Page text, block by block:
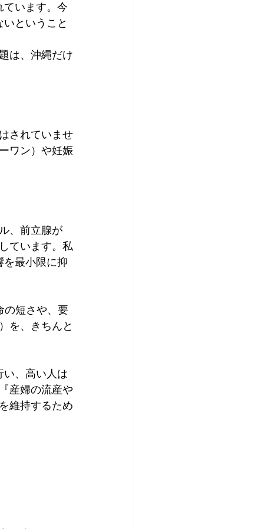
ています。今
ということ
は、沖縄だけ
されていませ
ワン）や妊娠
、前立腺が
ています。私
を最小限に抑
の短さや、要
を、きちんと
い、高い人は
産婦の流産や
維持するため